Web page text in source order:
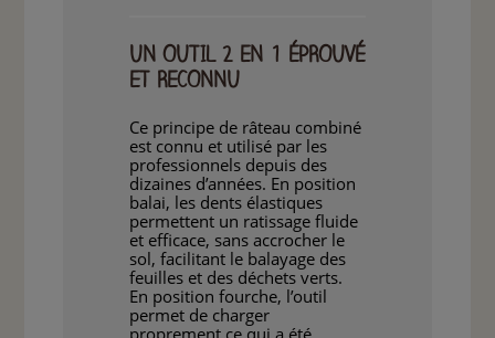
UN OUTIL 2 EN 1 ÉPROUVÉ
ET RECONNU
Ce principe de râteau combiné
est connu et utilisé par les
professionnels depuis des
dizaines d’années. En position
balai, les dents élastiques
permettent un ratissage fluide
et efficace, sans accrocher le
sol, facilitant le balayage des
feuilles et des déchets verts.
En position fourche, l’outil
permet de charger